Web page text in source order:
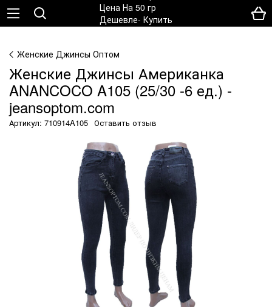
Женские Джинсы Оптом
Женские Джинсы Американка
ANANCOCO A105 (25/30 -6 ед.) -
jeansoptom.com
Артикул: 710914A105 Оставить отзыв